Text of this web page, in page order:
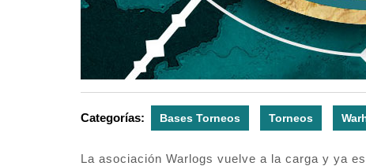
Categorías: Bases Torneos Torneos
La asociación Warlogs vuelve a la carga y ya